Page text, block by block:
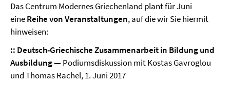
Das Centrum Modernes Griechenland plant für Juni
eineReihe von Veranstaltungen, auf die wir Sie hiermit
hinweisen:
:: Deutsch-Griechische Zusammenarbeit in Bildung und
Ausbildung — Podiumsdiskussion mit Kostas Gavroglou
und Thomas Rachel, 1. Juni 2017